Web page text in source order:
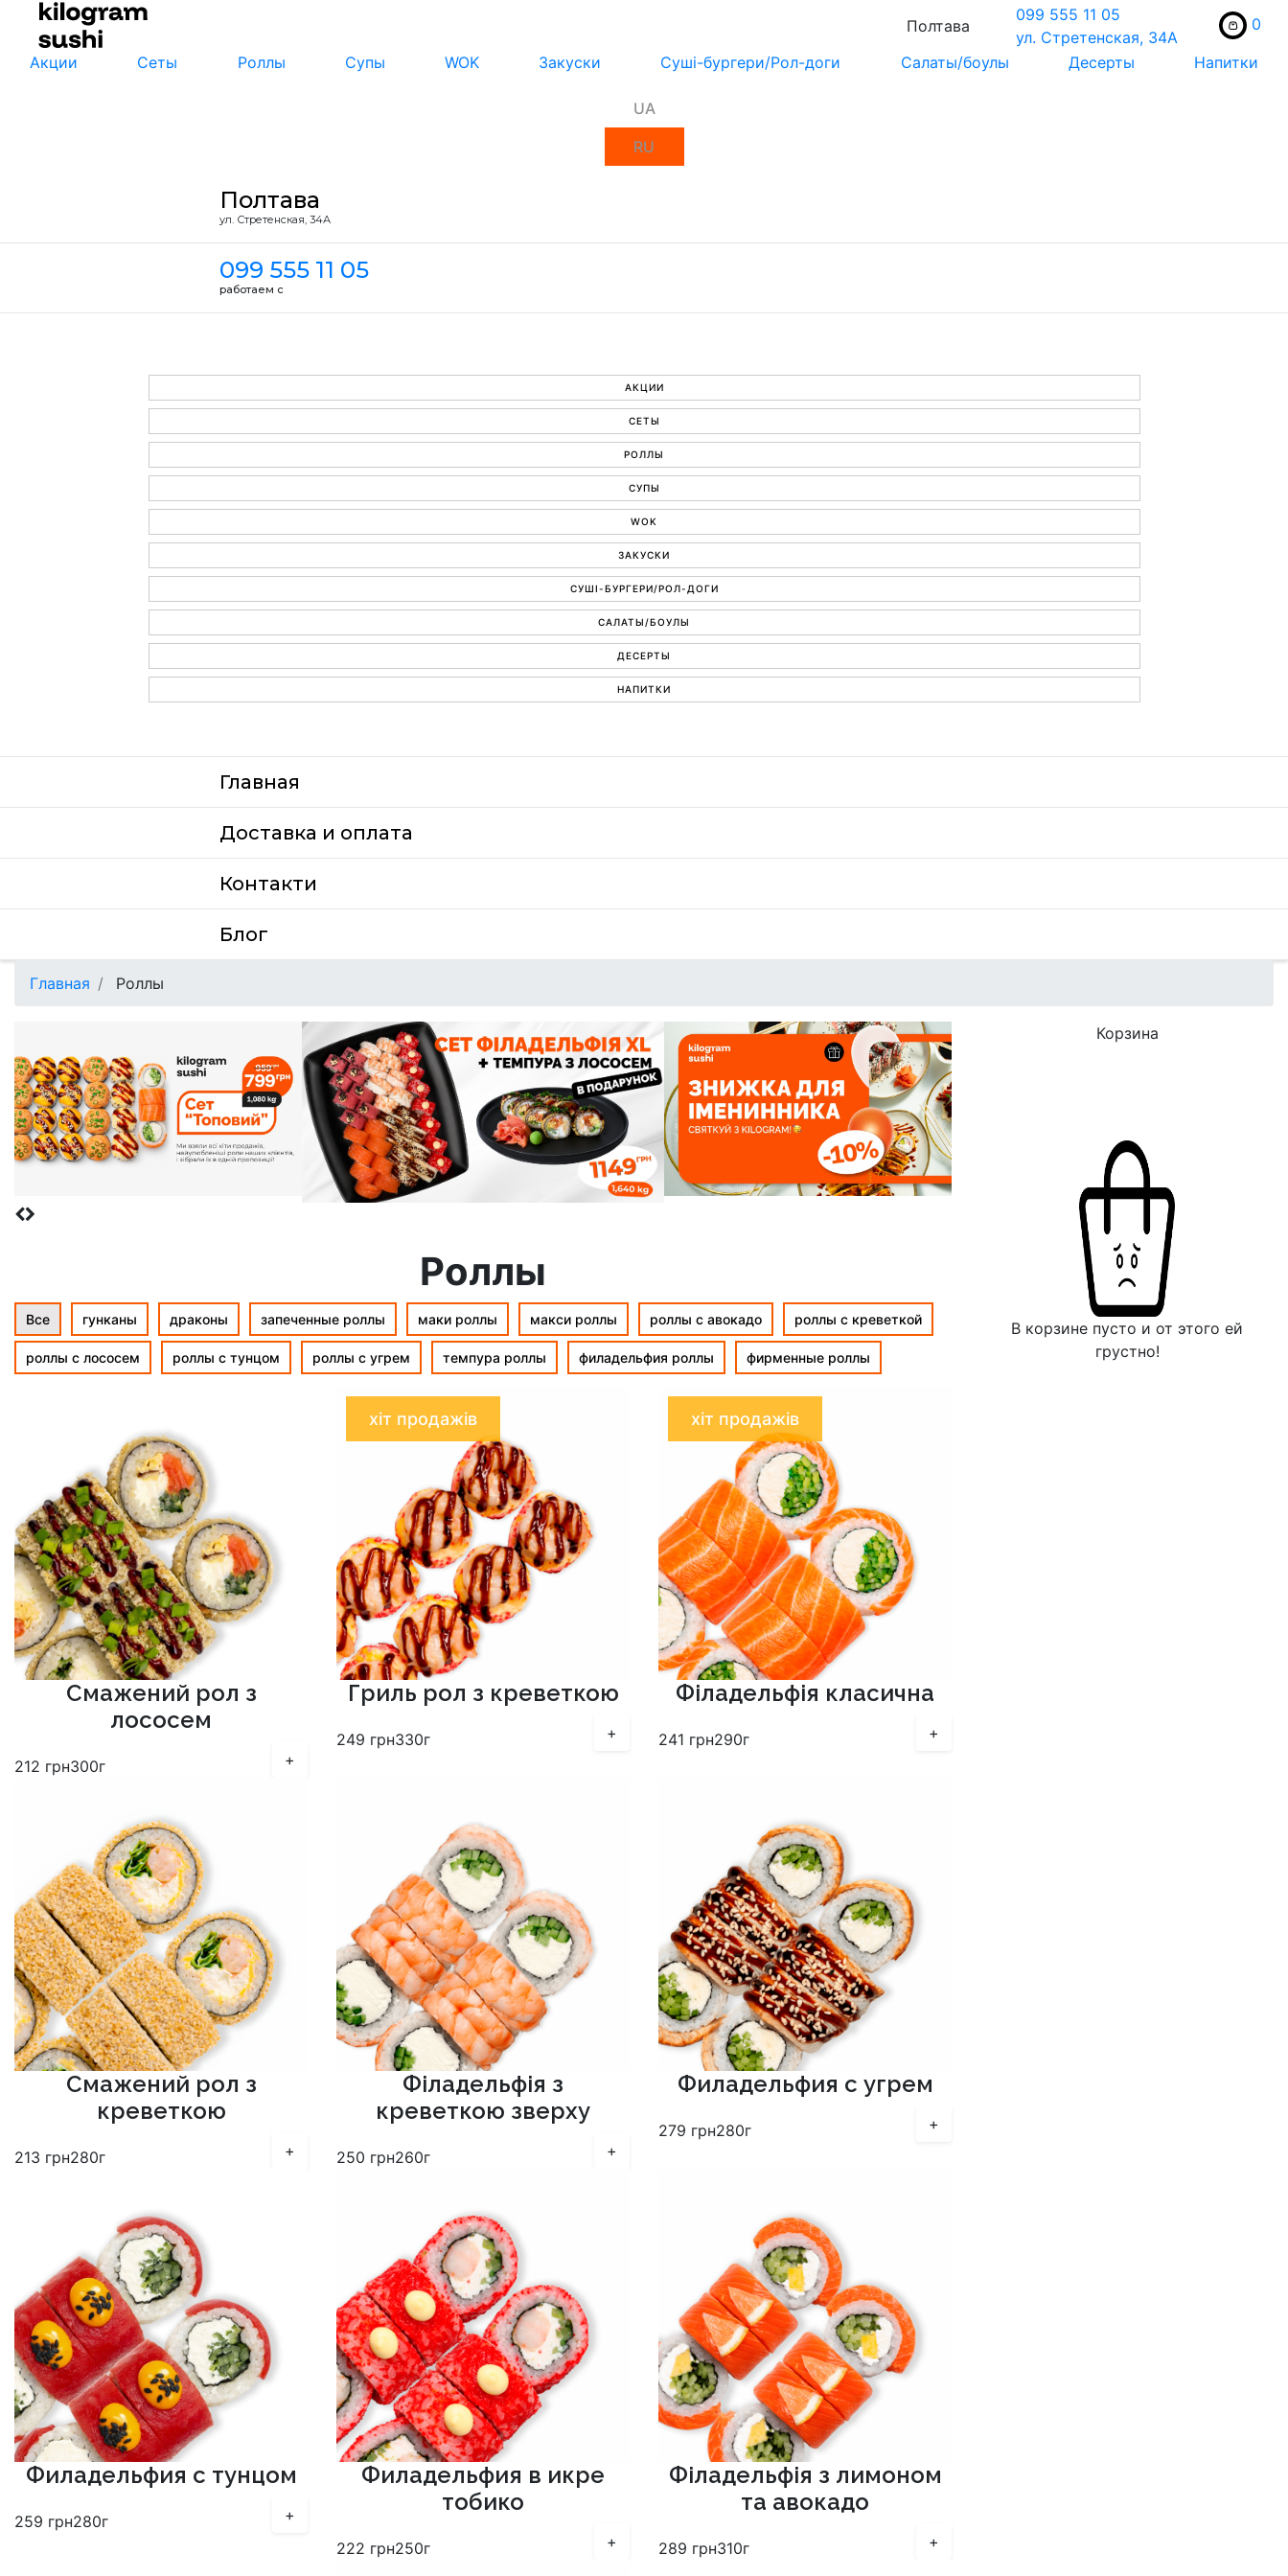
Полтава
099 555 11 05
ул. Стретенская, 34А
0
Акции Сеты Роллы Супы WOK Закуски Суші-бургери/Рол-доги Салаты/боулы Десерты Напитки
UA
RU
Полтава
ул. Стретенская, 34А
099 555 11 05
работаем с
АКЦИИ
СЕТЫ
РОЛЛЫ
СУПЫ
WOK
ЗАКУСКИ
СУШІ-БУРГЕРИ/РОЛ-ДОГИ
САЛАТЫ/БОУЛЫ
ДЕСЕРТЫ
НАПИТКИ
Главная
Доставка и оплата
Контакти
Блог
Главная Роллы
Роллы
Все гунканы драконы запеченные роллы маки роллы макси роллы роллы с авокадо роллы с креветкой
роллы с лососем роллы с тунцом роллы с угрем темпура роллы филадельфия роллы фирменные роллы
Смажений рол з
лососем
212 грн300г +
хіт продажів
Гриль рол з креветкою
249 грн330г +
хіт продажів
Філадельфія класична
241 грн290г +
Смажений рол з
креветкою
213 грн280г +
Філадельфія з
креветкою зверху
250 грн260г +
Филадельфия с угрем
279 грн280г +
Филадельфия с тунцом
259 грн280г +
Филадельфия в икре
тобико
222 грн250г +
Філадельфія з лимоном
та авокадо
289 грн310г +
Корзина
В корзине пусто и от этого ей
грустно!